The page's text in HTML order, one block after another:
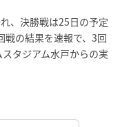
、決勝戦は25日の予定
戦の結果を速報で、3回
タジアム水戸からの実